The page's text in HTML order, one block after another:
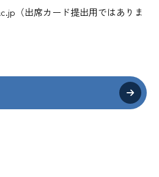
（出席カード提出用ではありま